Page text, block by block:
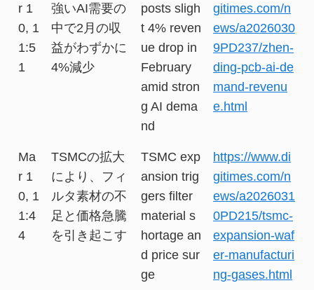
r 1
0, 1
1:5
1
強いAI需要の
中で2月の収
益がわずかに
4%減少
posts sligh
t 4% reven
ue drop in
February
amid stron
g AI dema
nd
gitimes.com/n
ews/a2026030
9PD237/zhen-
ding-pcb-ai-de
mand-revenu
e.html
Ma
r 1
0, 1
1:4
4
TSMCの拡大
により、フィ
ルタ素材の不
足と価格急騰
を引き起こす
TSMC exp
ansion trig
gers filter
material s
hortage an
d price sur
ge
https://www.di
gitimes.com/n
ews/a2026031
0PD215/tsmc-
expansion-waf
er-manufacturi
ng-gases.html